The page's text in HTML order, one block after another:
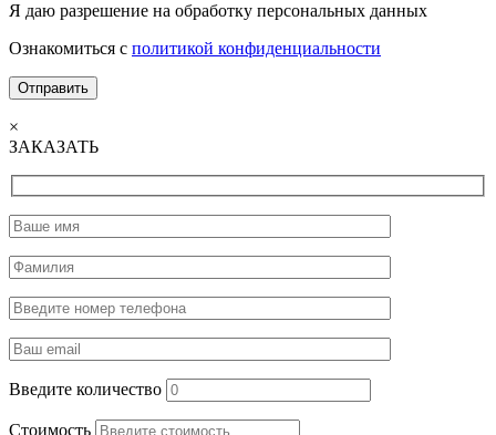
Я даю разрешение на обработку персональных данных
Ознакомиться с политикой конфиденциальности
×
ЗАКАЗАТЬ
Введите количество
Стоимость